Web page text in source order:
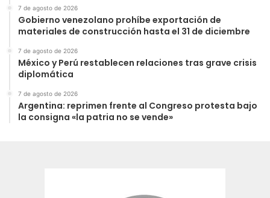
7 de agosto de 2026
Gobierno venezolano prohíbe exportación de
materiales de construcción hasta el 31 de diciembre
7 de agosto de 2026
México y Perú restablecen relaciones tras grave crisis
diplomática
7 de agosto de 2026
Argentina: reprimen frente al Congreso protesta bajo
la consigna «la patria no se vende»